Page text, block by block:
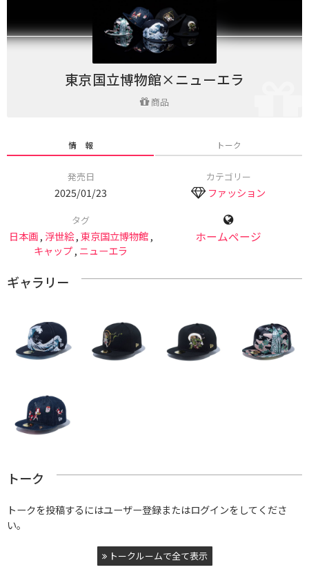
東京国立博物館×ニューエラ
商品
情 報 トーク
発売日
2025/01/23
カテゴリー
ファッション
タグ
日本画, 浮世絵,東京国立博物館,
キャップ, ニューエラ
ホームページ
ギャラリー
トーク
トークを投稿するにはユーザー登録またはログインをしてくださ
い。
トークルームで全て表示